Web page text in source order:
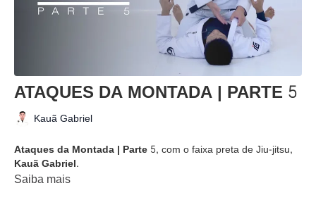
ATAQUES DA MONTADA | PARTE 5
Kauã Gabriel
Ataques da Montada | Parte 5, com o faixa preta de Jiu-jitsu,
Kauã Gabriel.
Saiba mais